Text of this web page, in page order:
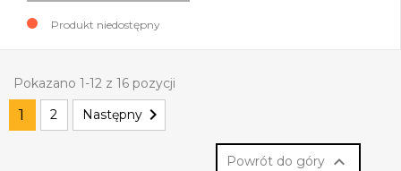
Produkt niedostępny
Pokazano 1-12 z 16 pozycji
1 2 Następny 
Powrót do góry 